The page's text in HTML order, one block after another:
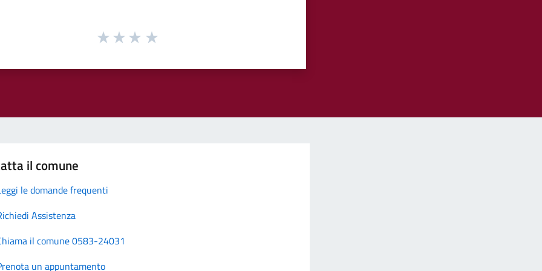
il comune
le domande frequenti
Assistenza
il comune 0583-24031
un appuntamento